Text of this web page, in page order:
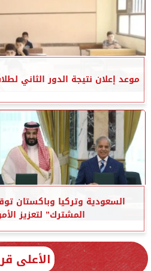
موعد إعلان نتيجة الدور الثاني لطلاب
السعودية وتركيا وباكستان
المشترك” لتعزيز
الأعلى